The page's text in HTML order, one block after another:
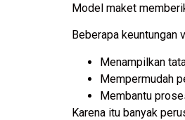
Model maket
Beberapa keuntungan
Menampilkan
Mempermudah
Membantu
Karena itu banyak